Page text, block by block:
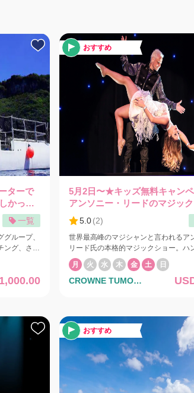
ターで
かった
一覧
ループ、
ング、さら
〜70才＊
ンス保持
場合は追
用意は現在
せて20
前中のチ
はご要望
さい。
ドリンクな
おすすめ
5月2日〜★キッズ無料キャンペ
アンソニー・リードのマジッ
☆アンコール
5.0(2)
世界最高峰のマジシャンと言われるア
リード氏の本格的マジックショー。ハ
のコメディーマジックも楽しめます。
の息を飲むイリュージョンがアンコー
に戻ってきます。 キャンペーン内容： ◉お子様
ディナーブッフェオプション付きプラ
様無料キャンペーンは適用されません
ください。 ◉ポップコーン無料キャンペーン 予
約1件につきポップコーン1個無料 さらにクラウ
ンプラザリゾートが誇る、人気のブッ
ランでのお食事をオプシュンで追加で
なりました。 ステージ中央の数列がVIPシートと
月 火 水 木 金 土 日
CROWNE TUMON
おすすめ